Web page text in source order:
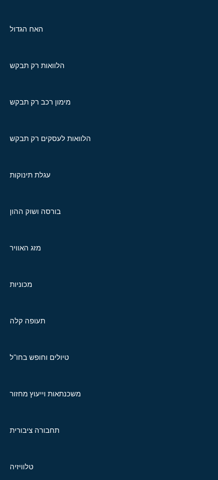
האח הגדול
הלוואות רק תבקש
מימון רכב רק תבקש
הלוואות לעסקים רק תבקש
עגלת תינוקות
בורסה ושוק ההון
מזג האוויר
מכוניות
תעופה קלה
טיולים וחופש בחו"ל
משכנתאות וייעוץ מחזור
תחבורה ציבורית
טלוויזיה